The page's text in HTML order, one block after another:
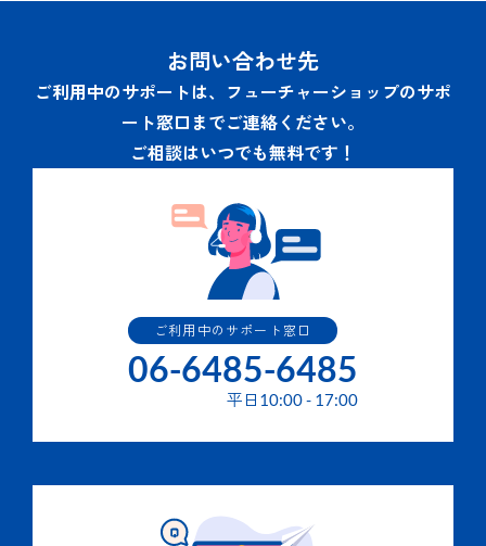
お問い合わせ先
ご利用中のサポートは、フューチャーショップのサポ
ート窓口までご連絡ください。
ご相談はいつでも無料です！
ご利用中のサポート窓口
06-6485-6485
平日 10:00- 17:00